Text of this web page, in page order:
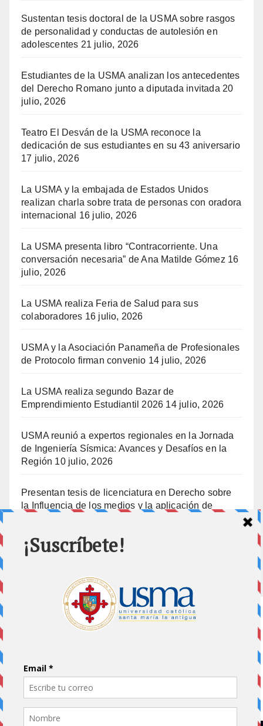
Sustentan tesis doctoral de la USMA sobre rasgos
de personalidad y conductas de autolesión en
adolescentes 21 julio, 2026
Estudiantes de la USMA analizan los antecedentes
del Derecho Romano junto a diputada invitada 20
julio, 2026
Teatro El Desván de la USMA reconoce la
dedicación de sus estudiantes en su 43 aniversario
17 julio, 2026
La USMA y la embajada de Estados Unidos
realizan charla sobre trata de personas con oradora
internacional
16 julio, 2026
La USMA presenta libro “Contracorriente. Una
conversación necesaria” de Ana Matilde Gómez 16
julio, 2026
La USMA realiza Feria de Salud para sus
colaboradores 16 julio, 2026
USMA y la Asociación Panameña de Profesionales
de Protocolo firman convenio 14 julio, 2026
La USMA realiza segundo Bazar de
Emprendimiento Estudiantil 2026 14 julio, 2026
USMA reunió a expertos regionales en la Jornada
de Ingeniería Sísmica: Avances y Desafíos en la
Región 10 julio, 2026
Presentan tesis de licenciatura en Derecho sobre
la Influencia de los medios y la aplicación de